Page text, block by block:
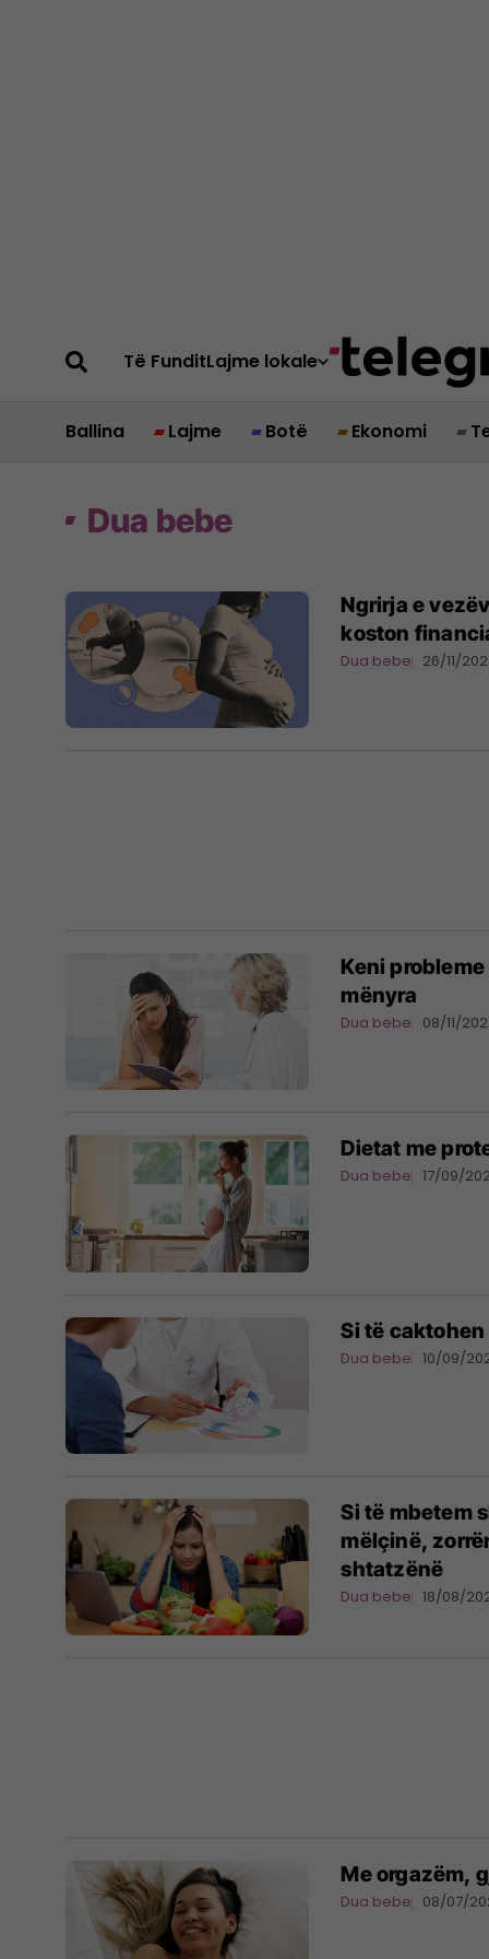
Të FunditLajme lokale
Ballina Lajme Botë Ekonomi
Dua bebe
Ngrirja e
koston
Dua bebe 26/11/
Keni
mënyra
Dua bebe 08/11/
Dietat me
Dua bebe 17/09/
Si të
Dua bebe 10/09/
Si të mbetem
mëlçinë,
shtatzënë
Dua bebe 18/08/
Me orgazëm,
Dua bebe 08/07/